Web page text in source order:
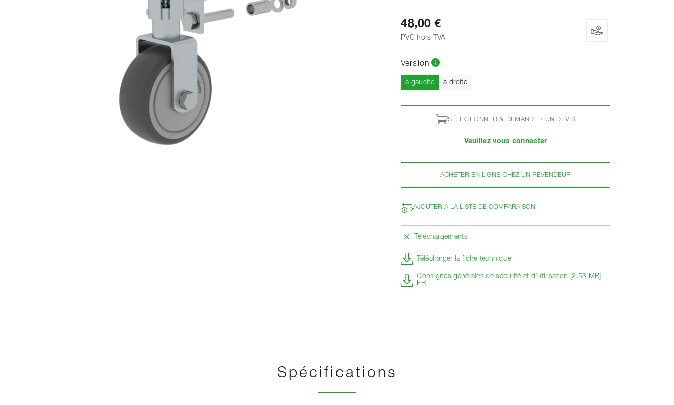
48,00 €
PVC hors TVA
Version
à gaucheActuelà droite
SÉLECTIONNER & DEMANDER UN DEVIS
Veuillez vous connecter
ACHETER EN LIGNE CHEZ UN REVENDEUR
AJOUTER À LA LISTE DE COMPARAISON
Téléchargements
Télécharger la fiche technique
Consignes générales de sécurité et d’utilisation [2.53 MB]
FR
Spécifications